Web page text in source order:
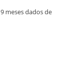
meses dados de